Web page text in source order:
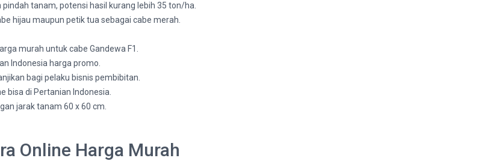
tanam, potensi hasil kurang lebih 35 ton/ha.
hijau maupun petik tua sebagai cabe merah.
murah untuk cabe Gandewa F1.
Indonesia harga promo.
bagi pelaku bisnis pembibitan.
bisa di Pertanian Indonesia.
jarak tanam 60 x 60 cm.
Online Harga Murah